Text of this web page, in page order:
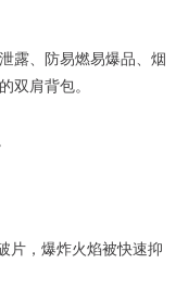
露、防易燃易爆品、烟
双肩背包。
片，爆炸火焰被快速抑